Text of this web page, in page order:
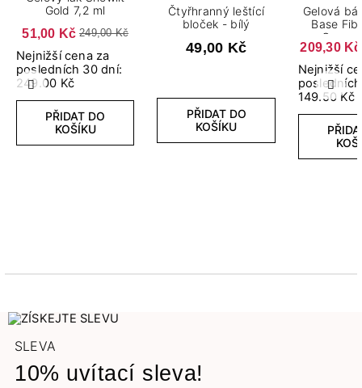
Předchozí Další
Gold 7,2 ml
51,00 Kč 249,00 Kč
Nejnižší cena za
posledních 30 dní:
249.00 Kč
PŘIDAT DO
KOŠÍKU
Čtyřhranný leštící
bloček - bílý
49,00 Kč
PŘIDAT DO
KOŠÍKU
Gelová
Base
Queen
209,30 Kč
Nejnižší
149.50 Kč
SLEVA
10% uvítací sleva!